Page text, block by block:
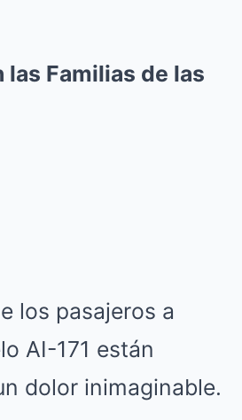
las Familias de las
los pasajeros a
AI-171 están
dolor inimaginable.